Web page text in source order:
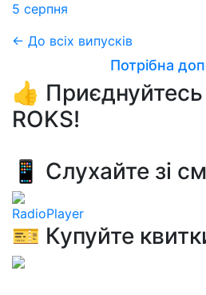
5 серпня
← До всіх випусків
Потрібна
👍
ROKS!
📱 Слухайте зі
RadioPlayer
🎫 Купуйте